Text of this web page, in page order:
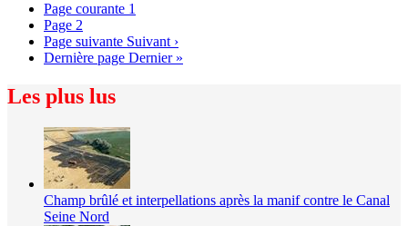
Page courante 1
Page 2
Page suivante Suivant ›
Dernière page Dernier »
Les plus lus
Champ brûlé et interpellations après la manif contre le Canal
Seine Nord